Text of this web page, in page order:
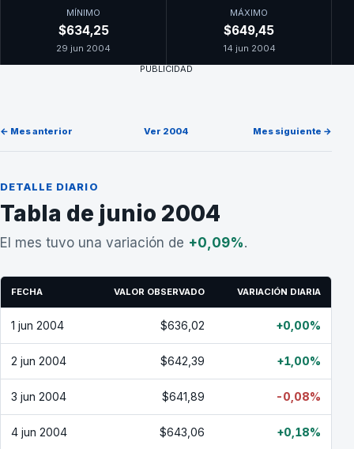
MÍNIMO
$634,25
29 jun 2004
MÁXIMO
$649,45
14 jun 2004
PUBLICIDAD
← Mes anterior Ver 2004 Mes siguiente →
DETALLE DIARIO
Tabla de junio 2004
El mes tuvo una variación de +0,09%.
FECHA VALOR OBSERVADO VARIACIÓN DIARIA
1 jun 2004 $636,02 +0,00%
2 jun 2004 $642,39 +1,00%
3 jun 2004 $641,89 -0,08%
4 jun 2004 $643,06 +0,18%